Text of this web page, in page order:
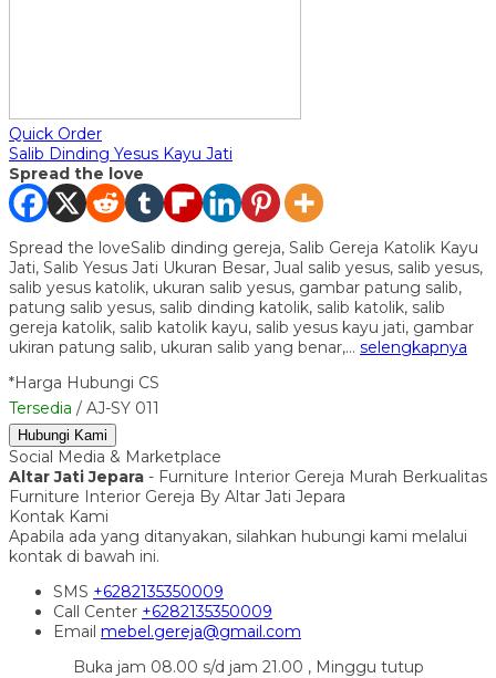
Quick Order
Salib Dinding Yesus Kayu Jati
Spread the love
Spread the loveSalib dinding gereja, Salib Gereja Katolik Kayu
Jati, Salib Yesus Jati Ukuran Besar, Jual salib yesus, salib yesus,
salib yesus katolik, ukuran salib yesus, gambar patung salib,
patung salib yesus, salib dinding katolik, salib katolik, salib
gereja katolik, salib katolik kayu, salib yesus kayu jati, gambar
ukiran patung salib, ukuran salib yang benar,… selengkapnya
*Harga Hubungi CS
Tersedia / AJ-SY 011
Hubungi Kami
Social Media & Marketplace
Altar Jati Jepara - Furniture Interior Gereja Murah Berkualitas
Furniture Interior Gereja By Altar Jati Jepara
Kontak Kami
Apabila ada yang ditanyakan, silahkan hubungi kami melalui
kontak di bawah ini.
SMS +6282135350009
Call Center +6282135350009
Email mebel.gereja@gmail.com
Buka jam 08.00 s/d jam 21.00 , Minggu tutup